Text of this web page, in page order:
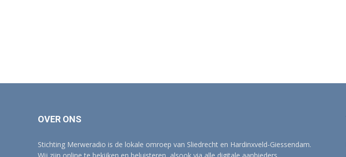
OVER ONS
Stichting Merweradio is de lokale omroep van Sliedrecht en Hardinxveld-Giessendam.